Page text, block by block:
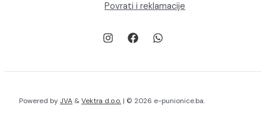
Povrati i reklamacije
Powered byJVA &Vektra d.o.o. | © 2026 e-punionice.ba.